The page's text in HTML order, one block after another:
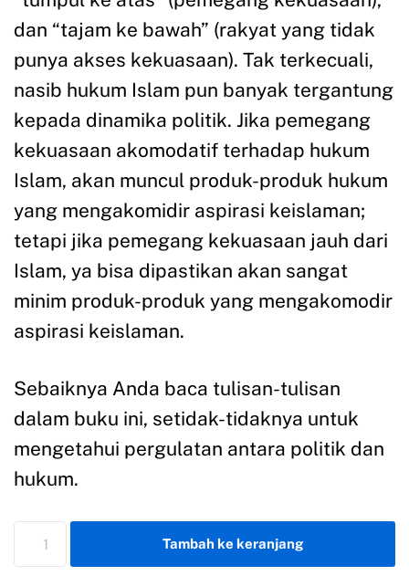
dan “tajam ke bawah” (rakyat yang tidak
punya akses kekuasaan). Tak terkecuali,
nasib hukum Islam pun banyak tergantung
kepada dinamika politik. Jika pemegang
kekuasaan akomodatif terhadap hukum
Islam, akan muncul produk-produk hukum
yang mengakomidir aspirasi keislaman;
tetapi jika pemegang kekuasaan jauh dari
Islam, ya bisa dipastikan akan sangat
minim produk-produk yang mengakomodir
aspirasi keislaman.
Sebaiknya Anda baca tulisan-tulisan
dalam buku ini, setidak-tidaknya untuk
mengetahui pergulatan antara politik dan
hukum.
Tambah ke keranjang